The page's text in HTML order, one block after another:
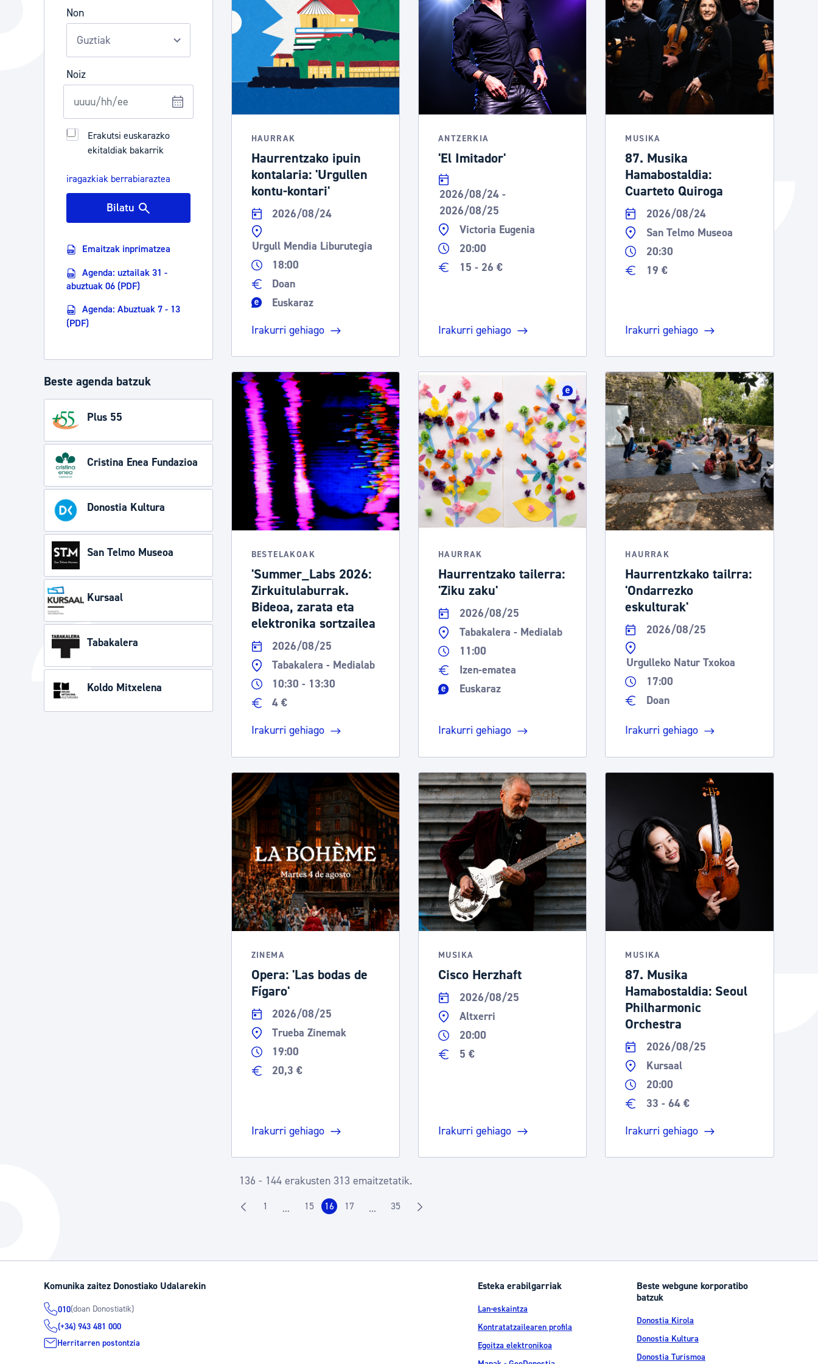
Hiria orain
Hiria ezagutu
Etorkizuneko hiria
Aktualitatea
Albisteak
Kultur agenda
Udal administrazioa
Iragarki ofizialen taula
Egutegi fiskala
Gardentasun ataria
Izapideen katalogoa
Tramitaziorako laguntza
Non
Noiz
Erakutsi euskarazko
ekitaldiak bakarrik
iragazkiak berrabiaraztea
Bilatu
Emaitzak inprimatzea
Agenda: uztailak 31 -
abuztuak 06 (PDF)
Agenda: Abuztuak 7 - 13
(PDF)
Beste agenda batzuk
Plus 55
Cristina Enea Fundazioa
Donostia Kultura
San Telmo Museoa
Kursaal
Tabakalera
Koldo Mitxelena
HAURRAK
Haurrentzako ipuin
kontalaria: 'Urgullen
kontu-kontari'
2026/08/24
Urgull Mendia Liburutegia
18:00
Doan
Euskaraz
Irakurri gehiago
ANTZERKIA
'El Imitador'
2026/08/24 -
2026/08/25
Victoria Eugenia
20:00
15 - 26 €
Irakurri gehiago
MUSIKA
87. Musika
Hamabostaldia:
Cuarteto Quiroga
2026/08/24
San Telmo Museoa
20:30
19 €
Irakurri gehiago
BESTELAKOAK
'Summer_Labs 2026:
Zirkuitulaburrak.
Bideoa, zarata eta
elektronika sortzailea
2026/08/25
Tabakalera - Medialab
10:30 - 13:30
4 €
Irakurri gehiago
HAURRAK
Haurrentzako tailerra:
'Ziku zaku'
2026/08/25
Tabakalera - Medialab
11:00
Izen-ematea
Euskaraz
Irakurri gehiago
HAURRAK
Haurrentzkako tailrra:
'Ondarrezko
eskulturak'
2026/08/25
Urgulleko Natur Txokoa
17:00
Doan
Irakurri gehiago
ZINEMA
Opera: 'Las bodas de
Fígaro'
2026/08/25
Trueba Zinemak
19:00
20,3 €
Irakurri gehiago
MUSIKA
Cisco Herzhaft
2026/08/25
Altxerri
20:00
5 €
Irakurri gehiago
MUSIKA
87. Musika
Hamabostaldia: Seoul
Philharmonic
Orchestra
2026/08/25
Kursaal
20:00
33 - 64 €
Irakurri gehiago
136 - 144 erakusten 313 emaitzetatik.
Orrialdea
1 ...Intermediate Pages Use TAB to navigate.
Orrialdea
15 Orrialdea
16 Orrialdea
17 ...Intermediate Pages Use TAB to navigate.
Orrialdea
35
Komunika zaitez Donostiako Udalarekin
010(doan Donostiatik)
(+34) 943 481 000
Herritarren postontzia
Esteka erabilgarriak
Lan-eskaintza
Kontratatzailearen profila
Egoitza elektronikoa
Beste webgune korporatibo
batzuk
Donostia Kirola
Donostia Kultura
Donostia Turismoa